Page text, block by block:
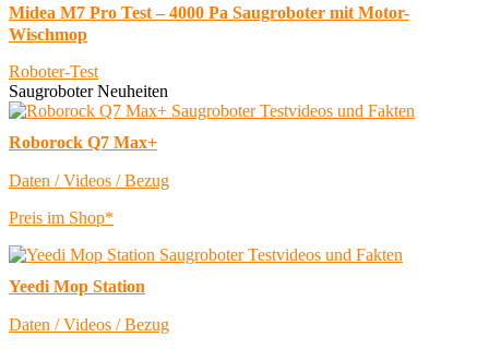
Midea M7 Pro Test – 4000 Pa Saugroboter mit Motor-
Wischmop
Roboter-Test
Saugroboter Neuheiten
Roborock Q7 Max+
Daten / Videos / Bezug
Preis im Shop*
Yeedi Mop Station
Daten / Videos / Bezug